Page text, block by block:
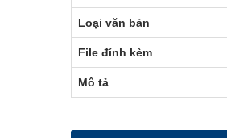
Loại văn bản
File đính kèm
Mô tả